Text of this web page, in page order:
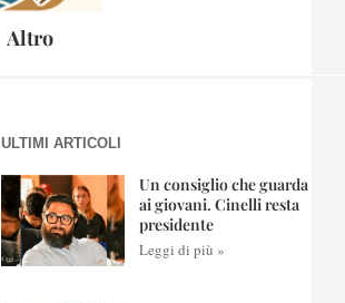
Altro
ULTIMI ARTICOLI
Un consiglio che guarda
ai giovani. Cinelli resta
presidente
Leggi di più »